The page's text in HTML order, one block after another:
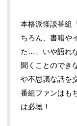
本格派怪談番組
ちろん、書籍や
た…、いや語れ
聞くことのでき
や不思議な話を
番組ファンはも
は必聴！